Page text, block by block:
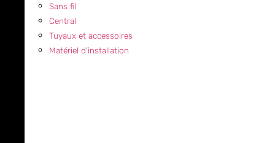
Sans fil
Central
Tuyaux et accessoires
Matériel d’installation